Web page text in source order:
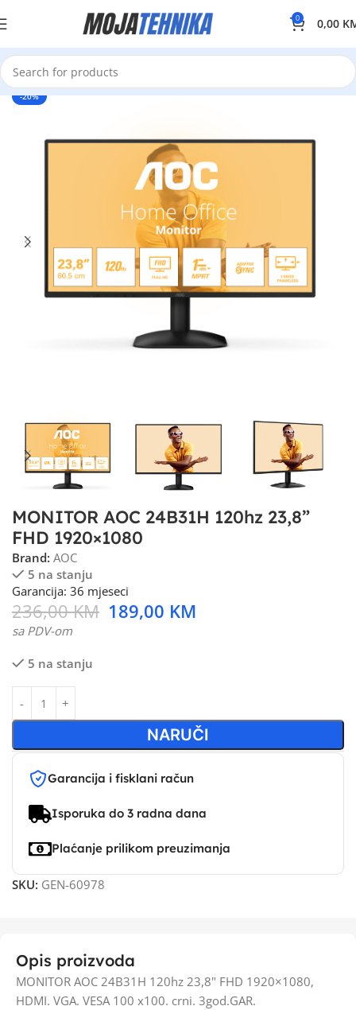
0 0,00
-20%
MONITOR AOC 24B31H 120hz 23,8”
FHD 1920×1080
Brand: AOC
5 na stanju
Garancija: 36 mjeseci
236,00KM 189,00 KM
sa PDV-om
5 na stanju
NARUČI
Garancija i fisklani račun
Isporuka do 3 radna dana
Plaćanje prilikom preuzimanja
SKU: GEN-60978
Opis proizvoda
MONITOR AOC 24B31H 120hz 23,8" FHD 1920×1080,
HDMI. VGA. VESA 100 x100. crni. 3god.GAR.